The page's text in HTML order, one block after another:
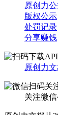
原创力
版权公示
处罚记录
分享赚钱
原创力
关注微